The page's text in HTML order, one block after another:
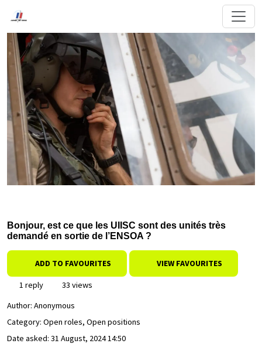
Bonjour, est ce que les UIISC sont des unités très
demandé en sortie de l’ENSOA ?
ADD TO FAVOURITES VIEW FAVOURITES
1 reply
33 views
Author: Anonymous
Category: Open roles, Open positions
Date asked: 31 August, 2024 14:50